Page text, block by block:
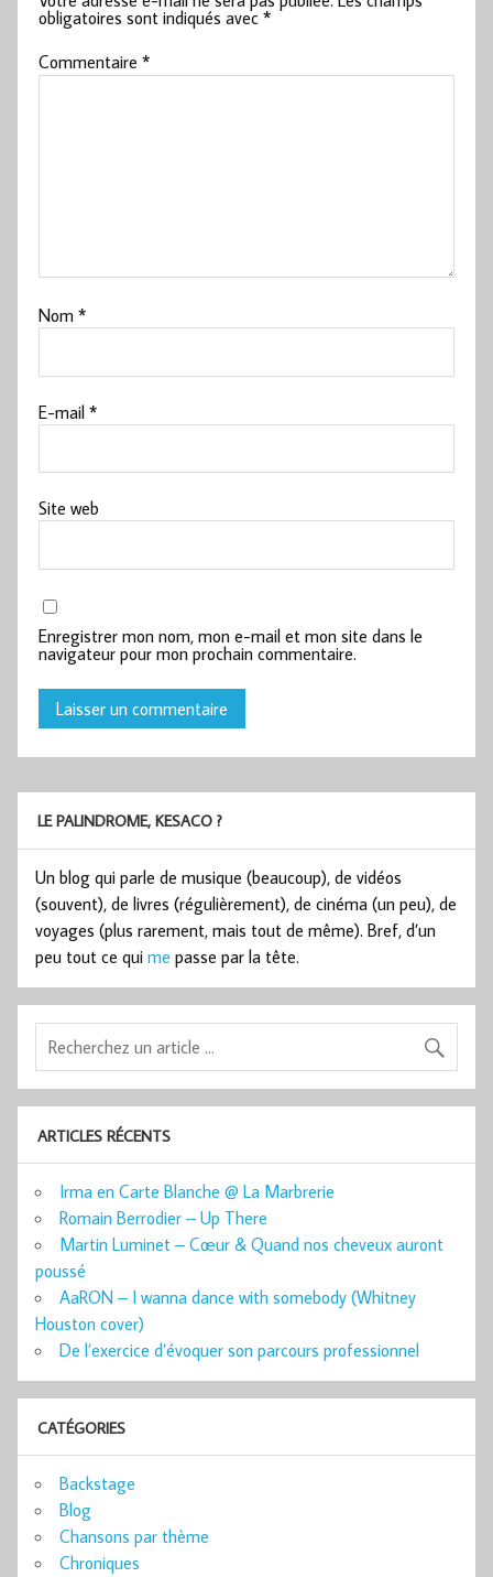
obligatoires sont indiqués avec*
Commentaire*
Nom*
E-mail*
Site web
Enregistrer mon nom, mon e-mail et mon site dans le
navigateur pour mon prochain commentaire.
LE PALINDROME, KESACO ?
Un blog qui parle de musique (beaucoup), de vidéos
(souvent), de livres (régulièrement), de cinéma (un peu), de
voyages (plus rarement, mais tout de même). Bref, d’un
peu tout ce qui me passe par la tête.
ARTICLES RÉCENTS
Irma en Carte Blanche @ La Marbrerie
Romain Berrodier – Up There
Martin Luminet – Cœur & Quand nos cheveux auront
poussé
AaRON – I wanna dance with somebody (Whitney
Houston cover)
De l’exercice d’évoquer son parcours professionnel
CATÉGORIES
Backstage
Blog
Chansons par thème
Chroniques